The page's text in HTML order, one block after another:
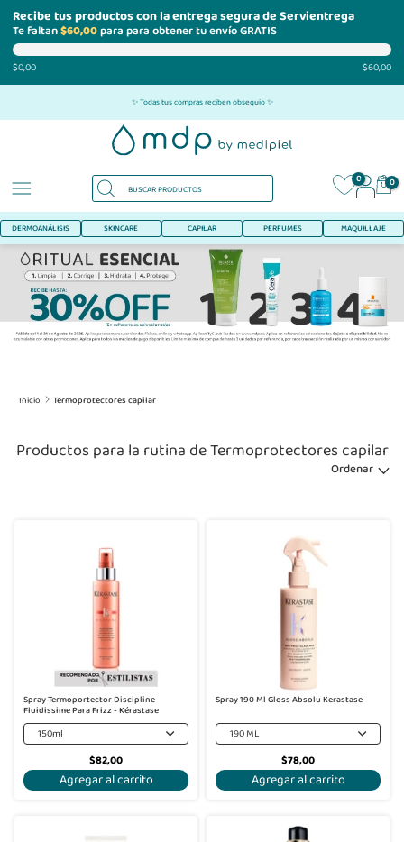
Recibe tus productos con la entrega segura de Servientrega
Te faltan$60,00para para obtener tu envío GRATIS
$0,00 $60,00
al
✨ Todas tus compras reciben obsequio ✨
0 0
DERMOANÁLISIS SKINCARE CAPILAR PERFUMES MAQUILLAJE
Inicio Termoprotectores capilar
Productos para la rutina de Termoprotectores capilar
Ordenar
Spray Termoportector Discipline
Fluidissime Para Frizz - Kérastase
150ml
$82,00
Agregar al carrito
Spray 190 Ml Gloss Absolu Kerastase
190 ML
$78,00
Agregar al carrito